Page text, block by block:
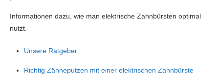
Informationen dazu, wie man elektrische Zahnbürsten optimal
nutzt.
Unsere Ratgeber
Richtig Zähneputzen mit einer elektrischen Zahnbürste